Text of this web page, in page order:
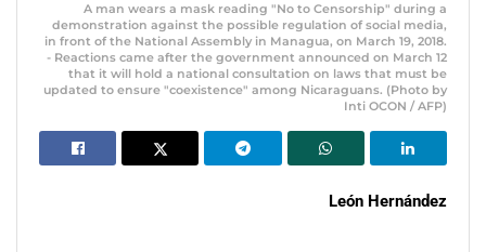
A man wears a mask reading "No to Censorship" during a
demonstration against the possible regulation of social media,
in front of the National Assembly in Managua, on March 19, 2018.
- Reactions came after the government announced on March 12
that it will hold a national consultation on laws that must be
updated to ensure "coexistence" among Nicaraguans. (Photo by
Inti OCON / AFP)
León Hernández